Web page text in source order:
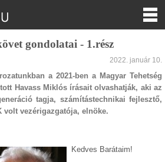
gondolatai - 1.rész
2022. január 10.
a 2021-ben a Magyar Tehetség
Havass Miklós írásait olvashatják, aki az
tagja, számítástechnikai fejlesztő,
volt vezérigazgatója, elnöke.
Kedves Barátaim!